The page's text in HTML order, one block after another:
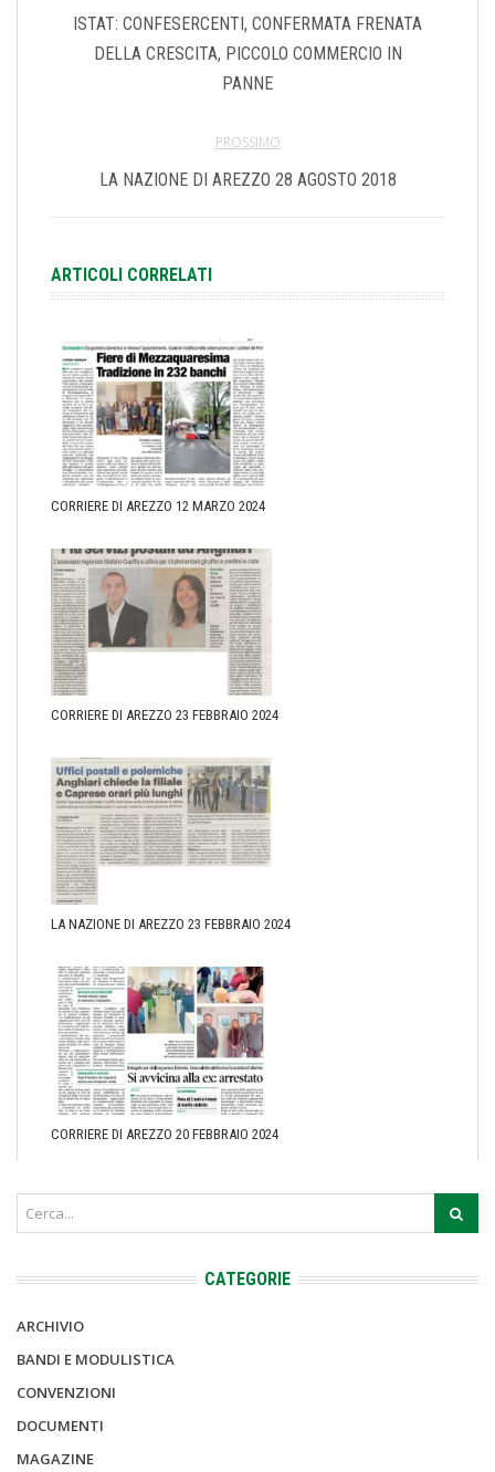
ISTAT: CONFESERCENTI, CONFERMATA FRENATA
DELLA CRESCITA, PICCOLO COMMERCIO IN
PANNE
PROSSIMO
LA NAZIONE DI AREZZO 28 AGOSTO 2018
ARTICOLI CORRELATI
CORRIERE DI AREZZO 12 MARZO 2024
CORRIERE DI AREZZO 23 FEBBRAIO 2024
LA NAZIONE DI AREZZO 23 FEBBRAIO 2024
CORRIERE DI AREZZO 20 FEBBRAIO 2024
CATEGORIE
ARCHIVIO
BANDI E MODULISTICA
CONVENZIONI
DOCUMENTI
MAGAZINE